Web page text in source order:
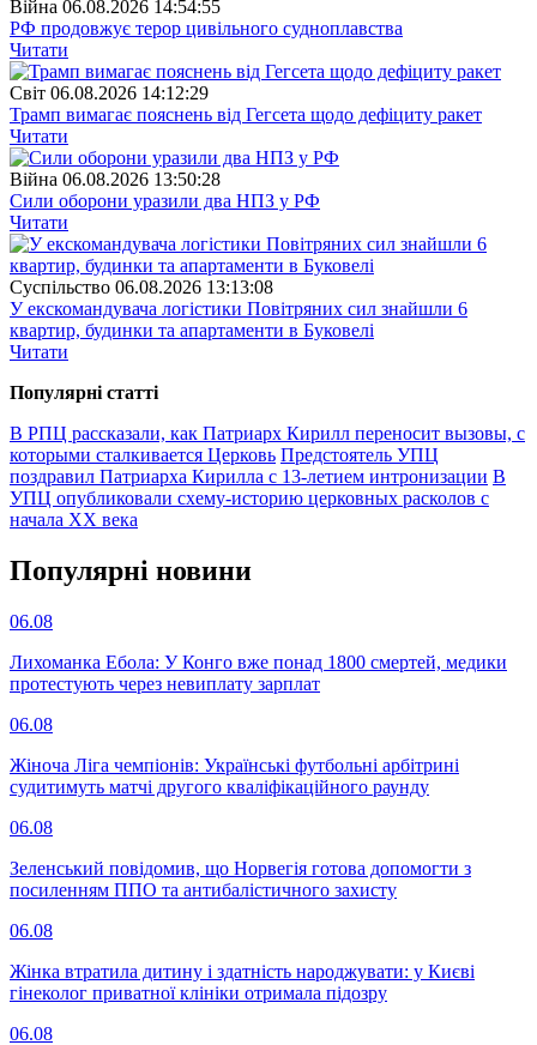
Війна 06.08.2026 14:54:55
РФ продовжує терор цивільного судноплавства
Читати
Свiт 06.08.2026 14:12:29
Трамп вимагає пояснень від Гегсета щодо дефіциту ракет
Читати
Війна 06.08.2026 13:50:28
Сили оборони уразили два НПЗ у РФ
Читати
Суспiльство 06.08.2026 13:13:08
У екскомандувача логістики Повітряних сил знайшли 6
квартир, будинки та апартаменти в Буковелі
Читати
Популярнi статтi
В РПЦ рассказали, как Патриарх Кирилл переносит вызовы, с
которыми сталкивается Церковь Предстоятель УПЦ
поздравил Патриарха Кирилла с 13-летием интронизации В
УПЦ опубликовали схему-историю церковных расколов с
начала ХХ века
Популярнi новини
06.08
Лихоманка Ебола: У Конго вже понад 1800 смертей, медики
протестують через невиплату зарплат
06.08
Жіноча Ліга чемпіонів: Українські футбольні арбітрині
судитимуть матчі другого кваліфікаційного раунду
06.08
Зеленський повідомив, що Норвегія готова допомогти з
посиленням ППО та антибалістичного захисту
06.08
Жінка втратила дитину і здатність народжувати: у Києві
гінеколог приватної клініки отримала підозру
06.08